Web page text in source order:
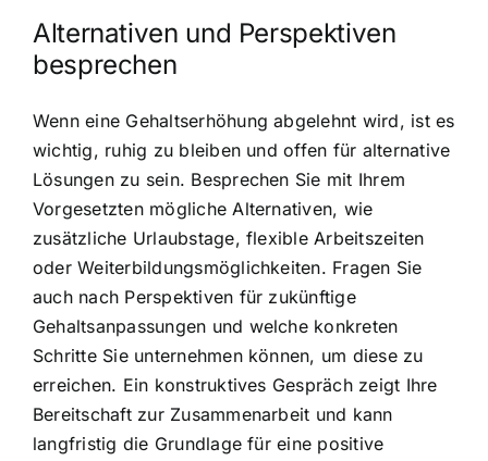
Alternativen und Perspektiven
besprechen
Wenn eine Gehaltserhöhung abgelehnt wird, ist es
wichtig, ruhig zu bleiben und offen für alternative
Lösungen zu sein. Besprechen Sie mit Ihrem
Vorgesetzten mögliche Alternativen, wie
zusätzliche Urlaubstage, flexible Arbeitszeiten
oder Weiterbildungsmöglichkeiten. Fragen Sie
auch nach Perspektiven für zukünftige
Gehaltsanpassungen und welche konkreten
Schritte Sie unternehmen können, um diese zu
erreichen. Ein konstruktives Gespräch zeigt Ihre
Bereitschaft zur Zusammenarbeit und kann
langfristig die Grundlage für eine positive